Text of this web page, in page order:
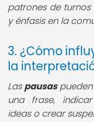
patrones de turnos
y énfasis en la
3. ¿Cómo
la
Las pausaspueden
una frase,
ideas o crear